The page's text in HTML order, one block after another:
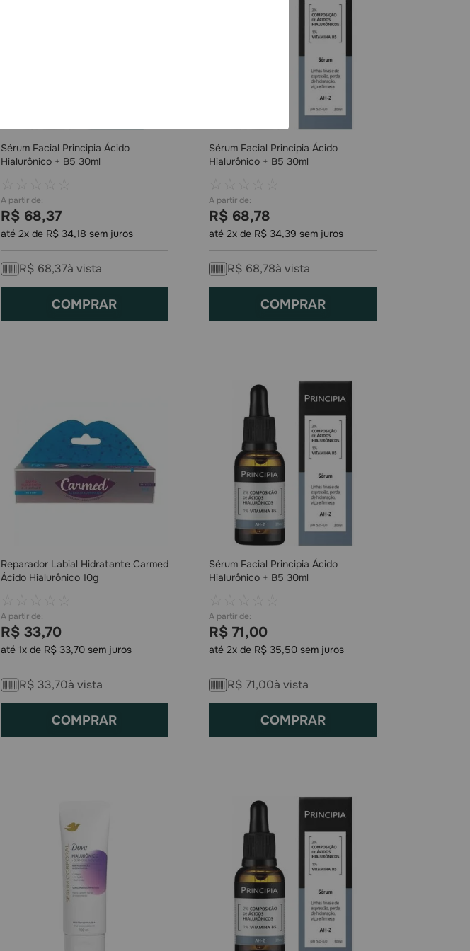
Sérum Facial Principia Ácido
Hialurônico + B5 30ml
R$ 68,37
até 2x de R$ 34,18 sem juros
R$ 68,37à vista
COMPRAR
Sérum Facial Principia Ácido
Hialurônico + B5 30ml
R$ 68,78
até2x de R$ 34,39 sem juros
R$ 68,78à vista
COMPRAR
Reparador Labial Hidratante Carmed
Ácido Hialurônico 10g
R$ 33,70
até 1x de R$ 33,70sem juros
R$ 33,70à vista
COMPRAR
Sérum Facial Principia Ácido
Hialurônico + B5 30ml
R$ 71,00
até2x de R$ 35,50 sem juros
R$ 71,00à vista
COMPRAR